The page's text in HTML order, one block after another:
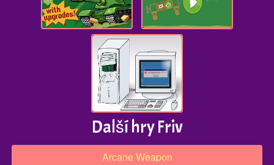
Další hry Friv
Arcane Weapon